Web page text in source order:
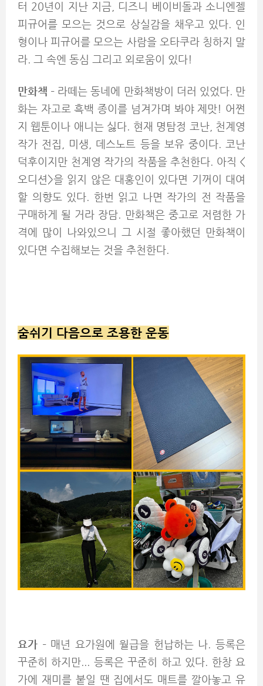
터 20년이 지난 지금, 디즈니 베이비돌과 소니엔젤
피규어를 모으는 것으로 상실감을 채우고 있다. 인
형이나 피규어를 모으는 사람을 오타쿠라 칭하지 말
라. 그 속엔 동심 그리고 외로움이 있다!
만화책 – 라떼는 동네에 만화책방이 더러 있었다. 만
화는 자고로 흑백 종이를 넘겨가며 봐야 제맛! 어쩐
지 웹툰이나 애니는 싫다. 현재 명탐정 코난, 천계영
작가 전집, 미생, 데스노트 등을 보유 중이다. 코난
덕후이지만 천계영 작가의 작품을 추천한다. 아직 <
오디션>을 읽지 않은 대홍인이 있다면 기꺼이 대여
할 의향도 있다. 한번 읽고 나면 작가의 전 작품을
구매하게 될 거라 장담. 만화책은 중고로 저렴한 가
격에 많이 나와있으니 그 시절 좋아했던 만화책이
있다면 수집해보는 것을 추천한다.
숨쉬기 다음으로 조용한 운동
요가 – 매년 요가원에 월급을 헌납하는 나. 등록은
꾸준히 하지만... 등록은 꾸준히 하고 있다. 한창 요
가에 재미를 붙일 땐 집에서도 매트를 깔아놓고 유